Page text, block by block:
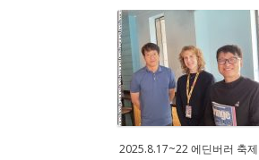
2025.8.17~22 에딘버러 축